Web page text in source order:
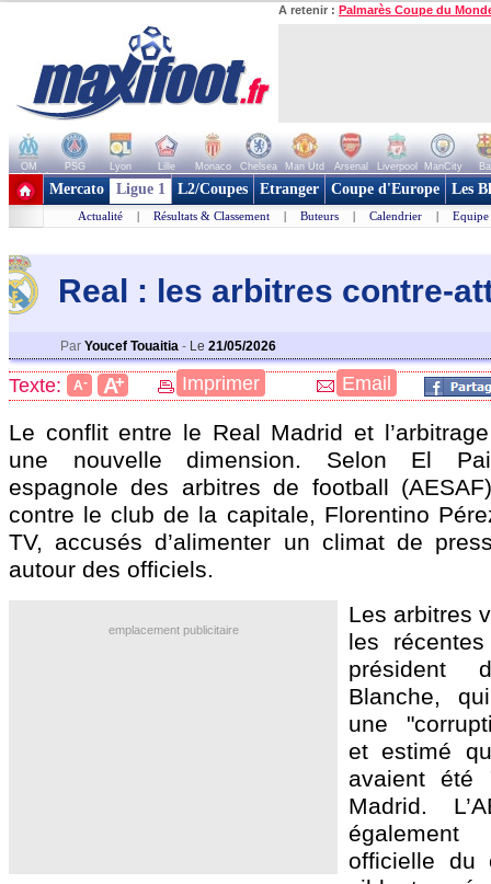
A retenir : Palmarès Coupe du
OM PSG Lyon Lille Monaco Chelsea Man Utd Arsenal Liverpool ManCity
+ de clubs
Mercato Ligue 1 L2/Coupes Etranger Coupe d'Europe Les
Actualité | Résultats & Classement | Buteurs | Calendrier | Equipe
Real : les arbitres contre-
Par Youcef Touaitia - Le 21/05/2026
Texte: A- A+ Imprimer Email
Le conflit entre le Real Madrid et
une nouvelle dimension. Selon El
espagnole des arbitres de football
contre le club de la capitale, Florentino
TV, accusés d’alimenter un climat de
autour des officiels.
emplacement publicitaire
Les arbitres
les
président
Blanche,
une
et estimé
avaient été
Madrid.
officielle du